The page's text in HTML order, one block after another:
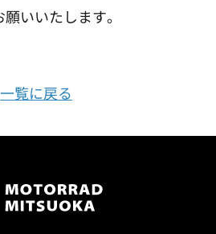
いいたします。
一覧に戻る